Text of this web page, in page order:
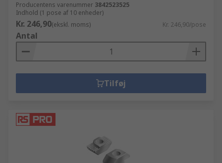
Producentens varenummer 3842523525
Indhold (1 pose af 10 enheder)
Kr. 246,90(ekskl. moms) Kr. 246,90/pose
Antal
Tilføj